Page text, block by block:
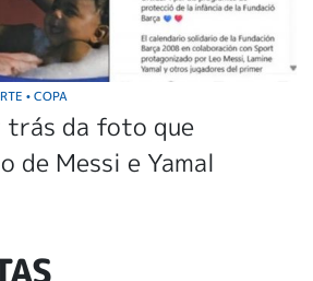
• COPA
da foto que
de Messi e Yamal